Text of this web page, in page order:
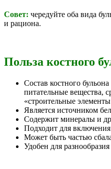
Совет: чередуйте оба вида
и рациона.
Польза костного
Состав костного
питательные вещества,
«строительные
Является источником
Содержит минералы и
Подходит для
Может быть частью
Удобен для